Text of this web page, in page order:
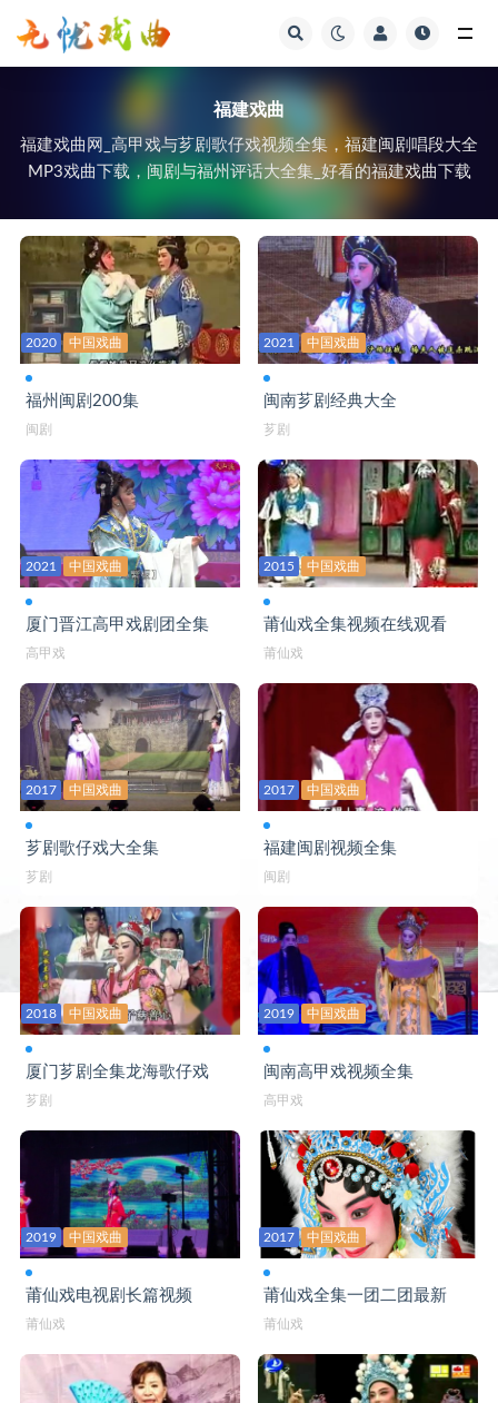
福建戏曲
福建戏曲网_高甲戏与芗剧歌仔戏视频全集，福建闽剧唱段大全
MP3戏曲下载，闽剧与福州评话大全集_好看的福建戏曲下载
2020 中国戏曲
福州闽剧200集
闽剧
2021 中国戏曲
闽南芗剧经典大全
芗剧
2021 中国戏曲
厦门晋江高甲戏剧团全集
高甲戏
2015 中国戏曲
莆仙戏全集视频在线观看
莆仙戏
2017 中国戏曲
芗剧歌仔戏大全集
芗剧
2017 中国戏曲
福建闽剧视频全集
闽剧
2018 中国戏曲
厦门芗剧全集龙海歌仔戏
芗剧
2019 中国戏曲
闽南高甲戏视频全集
高甲戏
2019 中国戏曲
莆仙戏电视剧长篇视频
莆仙戏
2017 中国戏曲
莆仙戏全集一团二团最新
莆仙戏